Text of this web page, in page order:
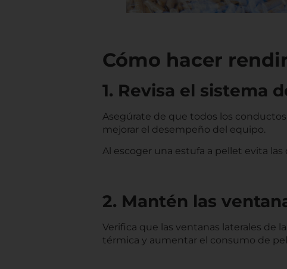
Cómo hacer
1. Revisa el sistema
Asegúrate de que todos los
mejorar el desempeño del equipo.
Al escoger una estufa a pellet evita
2. Mantén las
Verifica que las ventanas laterales de
térmica y aumentar el consumo de